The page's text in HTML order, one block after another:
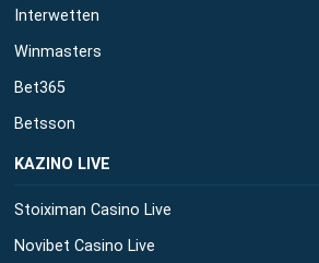
Interwetten
Winmasters
Bet365
Betsson
ΚΑΖΙΝΟ LIVE
Stoiximan Casino Live
Novibet Casino Live